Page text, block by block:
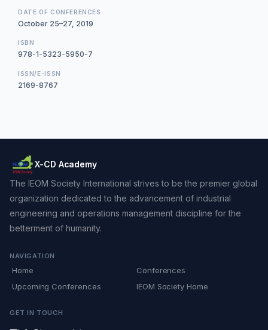
DATE OF CONFERENCES
October 25–27, 2019
ISBN
978-1-5323-5950-7
ISSN/E-ISSN
2169-8767
X-CD Academy
The IEOM Society International strives to be the premier global
organization dedicated to the advancement of industrial
engineering and operations management discipline for the
betterment of humanity.
NAVIGATION
Home
Conferences
Upcoming Conferences
IEOM Society Home
GET IN TOUCH